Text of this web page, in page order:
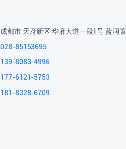
成都市 天府新区 华府大道一段1号 蓝润
028-85153695
139-8083-4996
177-6121-5753
181-8328-6709